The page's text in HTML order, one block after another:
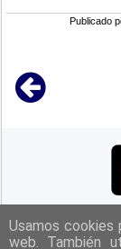
Publicado
Usamos cookies
web. También